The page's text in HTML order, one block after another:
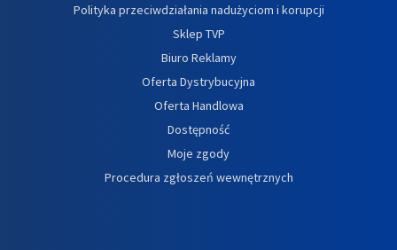
Polityka przeciwdziałania nadużyciom i korupcji
Sklep TVP
Biuro Reklamy
Oferta Dystrybucyjna
Oferta Handlowa
Dostępność
Moje zgody
Procedura zgłoszeń wewnętrznych